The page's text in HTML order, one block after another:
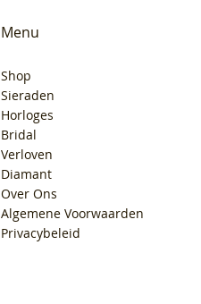
Menu
Shop
Sieraden
Horloges
Bridal
Verloven
Diamant
Over Ons
Algemene Voorwaarden
Privacybeleid